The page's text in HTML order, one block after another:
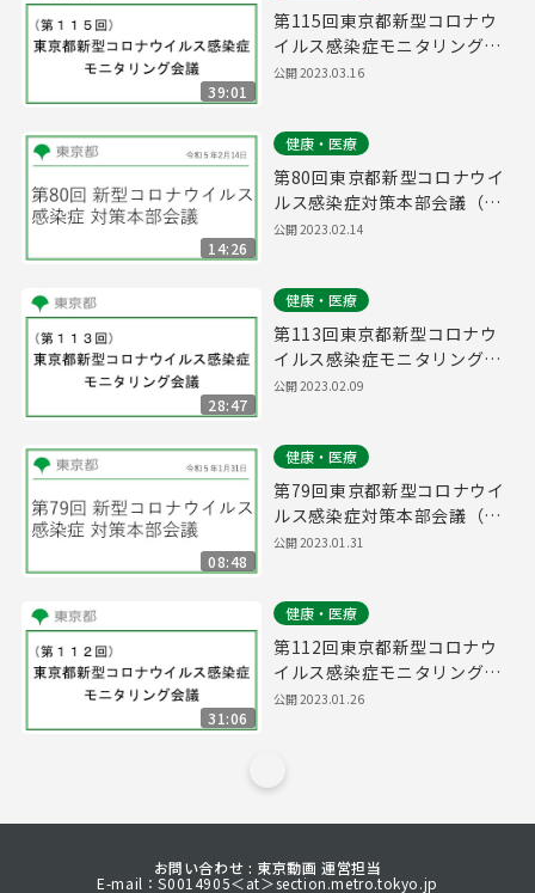
39:01
第115回東京都新型コロナウ
イルス感染症モニタリング会
議(令和5年3月16日14時45分
公開2023.03.16
14:26
健康・医療
第80回東京都新型コロナウイ
ルス感染症対策本部会議（令
和5年2月14日 16時45分～）
公開2023.02.14
28:47
健康・医療
第113回東京都新型コロナウ
イルス感染症モニタリング会
議(令和5年2月9日17時15分
公開2023.02.09
08:48
健康・医療
第79回東京都新型コロナウイ
ルス感染症対策本部会議（令
和5年1月31日 16時15分～）
公開2023.01.31
31:06
健康・医療
第112回東京都新型コロナウ
イルス感染症モニタリング会
議(令和5年1月26日16時15分
公開2023.01.26
お問い合わせ : 東京動画 運営担当
E-mail：S0014905＜at＞section.metro.tokyo.jp